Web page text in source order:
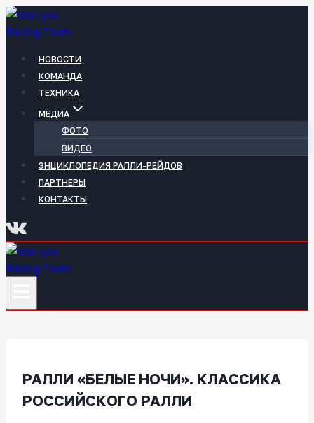
Перейти
к
НОВОСТИ
КОМАНДА
ТЕХНИКА
МЕДИА
ФОТО
ВИДЕО
ЭНЦИКЛОПЕДИЯ РАЛЛИ-РЕЙДОВ
ПАРТНЕРЫ
КОНТАКТЫ
РАЛЛИ «БЕЛЫЕ НОЧИ». КЛАССИКА
РОССИЙСКОГО РАЛЛИ